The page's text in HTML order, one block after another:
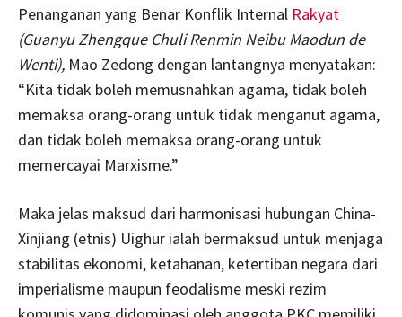
Penanganan yang Benar Konflik Internal Rakyat
(Guanyu Zhengque Chuli Renmin Neibu Maodun de
Wenti), Mao Zedong dengan lantangnya menyatakan:
“Kita tidak boleh memusnahkan agama, tidak boleh
memaksa orang-orang untuk tidak menganut agama,
dan tidak boleh memaksa orang-orang untuk
memercayai Marxisme.”
Maka jelas maksud dari harmonisasi hubungan China-
Xinjiang (etnis) Uighur ialah bermaksud untuk menjaga
stabilitas ekonomi, ketahanan, ketertiban negara dari
imperialisme maupun feodalisme meski rezim